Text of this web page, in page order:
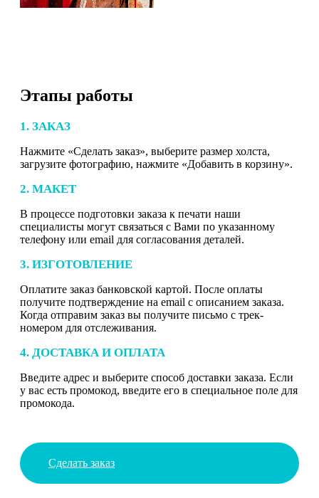
Этапы работы
1. ЗАКАЗ
Нажмите «Сделать заказ», выберите размер холста,
загрузите фотографию, нажмите «Добавить в корзину».
2. МАКЕТ
В процессе подготовки заказа к печати наши
специалисты могут связаться с Вами по указанному
телефону или email для согласования деталей.
3. ИЗГОТОВЛЕНИЕ
Оплатите заказ банковской картой. После оплаты
получите подтверждение на email с описанием заказа.
Когда отправим заказ вы получите письмо с трек-
номером для отслеживания.
4. ДОСТАВКА И ОПЛАТА
Введите адрес и выберите способ доставки заказа. Если
у вас есть промокод, введите его в специальное поле для
промокода.
Сделать заказ